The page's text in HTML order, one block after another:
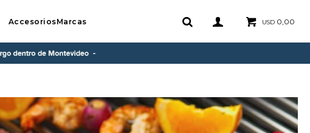
AccesoriosMarcas USD 0,00